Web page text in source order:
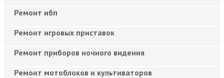
Ремонт ибп
Ремонт игровых приставок
Ремонт приборов ночного видения
Ремонт мотоблоков и культиваторов